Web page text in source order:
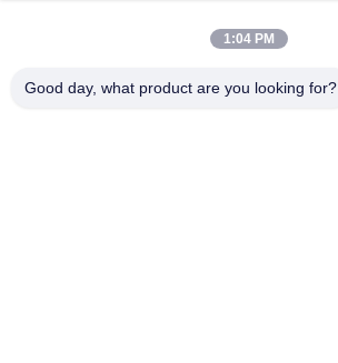
1:04 PM
Good day, what product are you looking for?